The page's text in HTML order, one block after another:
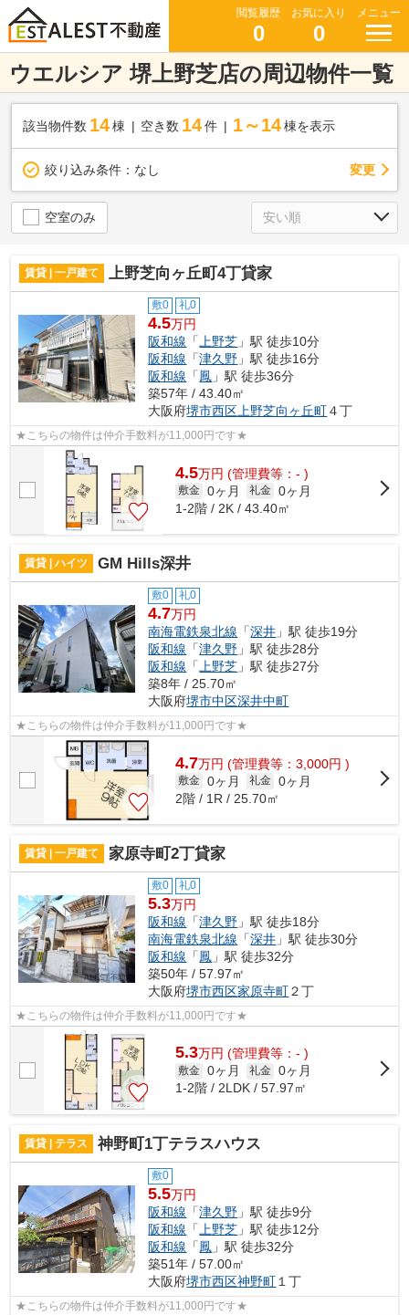
閲覧履歴
0
お気に入り
0
メニュー
ウエルシア 堺上野芝店の周辺物件一覧
該当物件数 14棟 空き数 14 件 1～14 棟を表示
絞り込み条件： なし 変更
空室のみ
賃貸 | 一戸建て 上野芝向ヶ丘町4丁貸家
敷0 礼0
4.5万円
阪和線 「上野芝 」駅 徒歩10分
阪和線 「津久野 」駅 徒歩16分
阪和線 「鳳 」駅 徒歩36分
築57年 / 43.40㎡
大阪府堺市西区上野芝向ヶ丘町４丁
★こちらの物件は仲介手数料が11,000円です★
4.5万円 (管理費等：- )
敷金 0ヶ月 礼金 0ヶ月
1-2階 / 2K / 43.40㎡
賃貸 | ハイツ GM Hills深井
敷0 礼0
4.7万円
南海電鉄泉北線 「深井 」駅 徒歩19分
阪和線 「津久野 」駅 徒歩28分
阪和線 「 上野芝 」駅 徒歩27分
築8年 / 25.70㎡
大阪府堺市中区深井中町
★こちらの物件は仲介手数料が11,000円です★
4.7万円 (管理費等：3,000円 )
敷金 0ヶ月 礼金 0ヶ月
2階 / 1R / 25.70㎡
賃貸 | 一戸建て 家原寺町2丁貸家
敷0 礼0
5.3万円
阪和線 「津久野 」駅 徒歩18分
南海電鉄泉北線 「深井 」駅 徒歩30分
阪和線 「鳳 」駅 徒歩32分
築50年 / 57.97㎡
大阪府堺市西区家原寺町２丁
★こちらの物件は仲介手数料が11,000円です★
5.3万円 (管理費等：- )
敷金 0ヶ月 礼金 0ヶ月
1-2階 / 2LDK / 57.97㎡
賃貸 | テラス 神野町1丁テラスハウス
敷0
5.5万円
阪和線 「津久野 」駅 徒歩9分
阪和線 「 上野芝 」駅 徒歩12分
阪和線 「鳳 」駅 徒歩32分
築51年 / 57.00㎡
大阪府堺市西区神野町 １丁
★こちらの物件は仲介手数料が11,000円です★